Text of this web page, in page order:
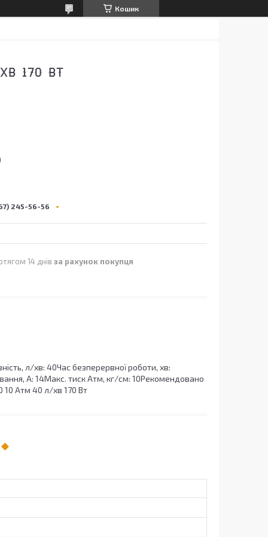
Кошик
170 ВТ
245-56-56
14 днів за рахунок покупця
л/хв: 40Час безперервної роботи, хв:
А: 14Макс. тиск Атм, кг/см: 10Рекомендовано
10 Атм 40 л/хв 170 Вт